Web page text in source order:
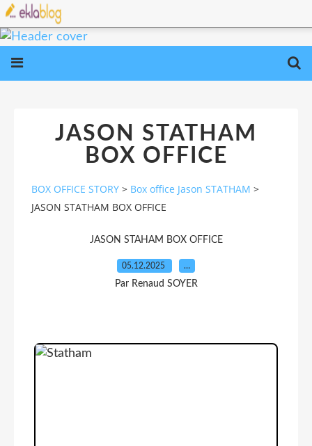
JASON STATHAM
BOX OFFICE
BOX OFFICE STORY > Box office Jason STATHAM >
JASON STATHAM BOX OFFICE
JASON STAHAM BOX OFFICE
05.12.2025 …
Par Renaud SOYER